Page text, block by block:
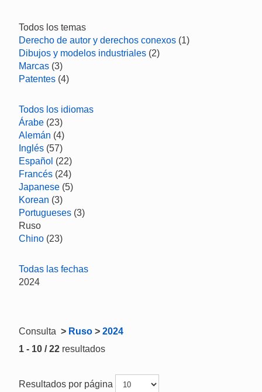
Todos los temas
Derecho de autor y derechos conexos (1)
Dibujos y modelos industriales (2)
Marcas (3)
Patentes (4)
Todos los idiomas
Árabe (23)
Alemán (4)
Inglés (57)
Español (22)
Francés (24)
Japanese (5)
Korean (3)
Portugueses (3)
Ruso
Chino (23)
Todas las fechas
2024
Consulta > Ruso > 2024
1 - 10 / 22 resultados
Resultados por página